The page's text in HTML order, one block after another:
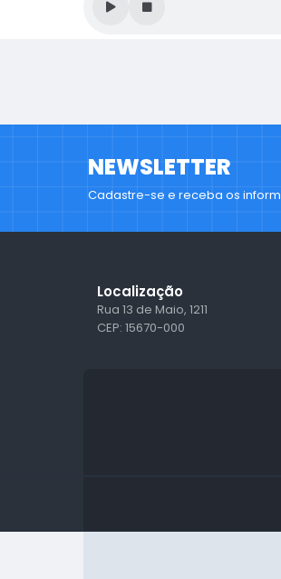
NEWSLETTER
Cadastre-se e receba os
Localização
Rua 13 de Maio, 1211
CEP: 15670-000